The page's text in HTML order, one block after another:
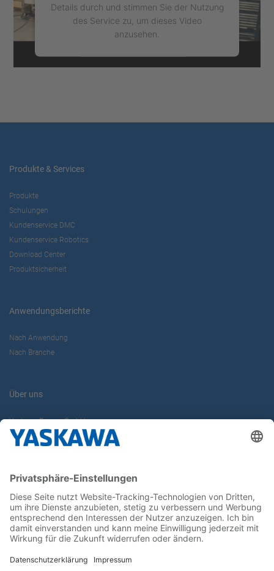
Details durch und stimmen Sie der Nutzung
des Service zu, um dieses Video
anzusehen.
Mehr Informationen
powered byUsercentrics Consent
Produkte & Services
Produkte
Schulungen
Kundenservice DMC
Kundenservice Robotics
Download Center
Produktsicherheit
Anwendungsberichte
Nach Anwendung
Nach Branche
Über uns
Yaskawa Europe GmbH
Karriere
Newsletter
Follow us on...